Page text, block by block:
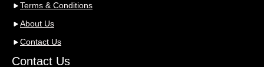
Terms & Conditions
About Us
Contact Us
Contact Us